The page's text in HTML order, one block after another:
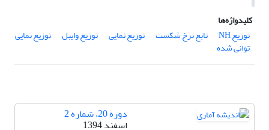
کلیدواژه‌ها
توزیع NH
تابع نرخ شکست توزیع نمایی توزیع وایبل توزیع نمایی
توانی شده
دوره 20، شماره 2
اسفند 1394